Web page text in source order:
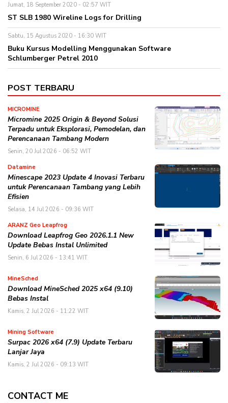
Jumat, 18 September 2020 - 02:57 WIT
ST SLB 1980 Wireline Logs for Drilling
Sabtu, 15 Agustus 2020 - 16:30 WIT
Buku Kursus Modelling Menggunakan Software
Schlumberger Petrel 2010
POST TERBARU
MICROMINE
Micromine 2025 Origin & Beyond Solusi
Terpadu untuk Eksplorasi, Pemodelan, dan
Perencanaan Tambang Modern
Senin, 20 Jul 2026 - 06:52 WIT
Datamine
Minescape 2023 Update 4 Inovasi Terbaru
untuk Perencanaan Tambang yang Lebih
Efisien
Selasa, 14 Jul 2026 - 09:36 WIT
ARANZ Geo Leapfrog
Download Leapfrog Geo 2026.1.1 New
Update Bebas Instal Unlimited
Senin, 6 Jul 2026 - 13:41 WIT
MineSched
Download MineSched 2025 x64 (9.10)
Bebas Instal
Kamis, 2 Jul 2026 - 11:22 WIT
Mining Software
Surpac 2026 x64 (7.9) Update Terbaru
Lanjar Jaya
Kamis, 2 Jul 2026 - 09:13 WIT
CONTACT ME